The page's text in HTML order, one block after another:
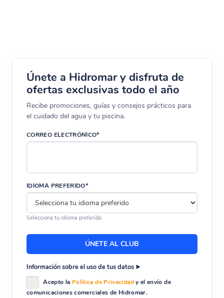
Únete a Hidromar y disfruta de
ofertas exclusivas todo el año
Recibe promociones, guías y consejos prácticos para
el cuidado del agua y tu piscina.
CORREO ELECTRÓNICO*
IDIOMA PREFERIDO*
Selecciona tu idioma preferido.
Información sobre el uso de tus datos
Acepto la Política de Privacidady el envío de
comunicaciones comerciales de Hidromar.